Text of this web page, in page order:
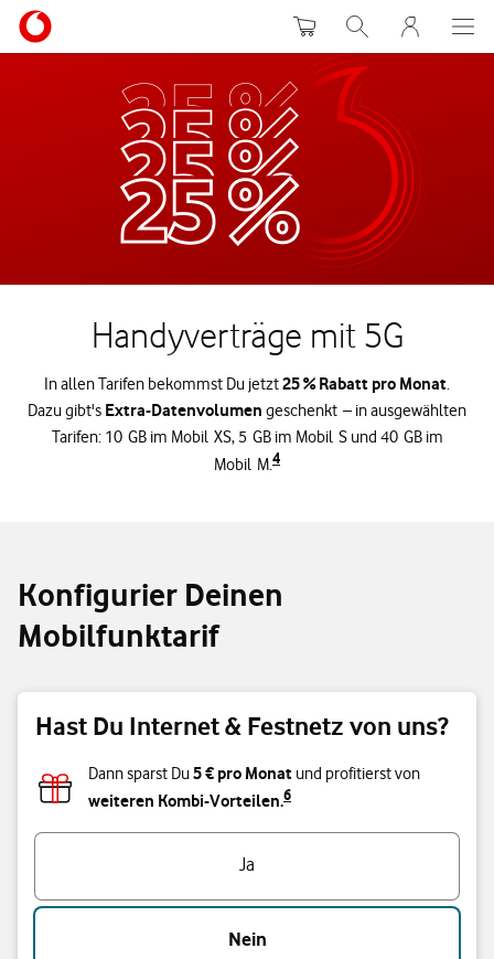
WarenkorbSuche MeinVodafone
Handyverträge mit 5G
In allen Tarifen bekommst Du jetzt25 % Rabatt pro Monat.
Dazu gibt's Extra-Datenvolumen geschenkt – in ausgewählten
Tarifen: 10 GB im Mobil XS, 5 GB im Mobil S und 40 GB im
Mobil M.4
Konfigurier Deinen
Mobilfunktarif
Hast Du Internet & Festnetz von uns?
Dann sparst Du5 € pro Monat und profitierst von
weiteren Kombi-Vorteilen.6
Hast Du Internet & Festnetz von uns?
Ja
Nein